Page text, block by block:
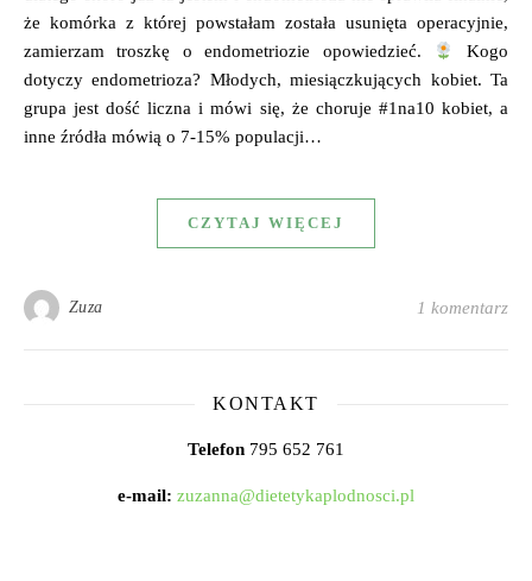
że komórka z której powstałam została usunięta operacyjnie,
zamierzam troszkę o endometriozie opowiedzieć.
Kogo
dotyczy endometrioza? Młodych, miesiączkujących kobiet. Ta
grupa jest dość liczna i mówi się, że choruje #1na10 kobiet, a
inne źródła mówią o 7-15% populacji…
CZYTAJ WIĘCEJ
Zuza 1 komentarz
KONTAKT
Telefon 795 652 761
e-mail: zuzanna@dietetykaplodnosci.pl